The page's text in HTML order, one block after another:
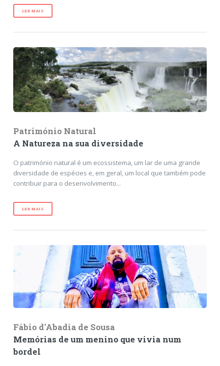
LER MAIS
Património Natural
A Natureza na sua diversidade
O património natural é um ecossistema, um lar de uma grande
diversidade de espécies e, em geral, um local que também pode
contribuir para o desenvolvimento...
LER MAIS
Fábio d'Abadia de Sousa
Memórias de um menino que vivia num
bordel